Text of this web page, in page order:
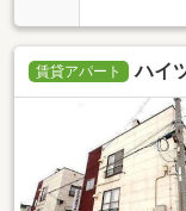
賃貸アパート ハイ